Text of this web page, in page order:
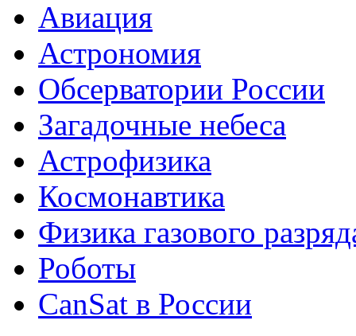
Авиация
Астрономия
Обсерватории России
Загадочные небеса
Астрофизика
Космонавтика
Физика газового
Роботы
CanSat в России